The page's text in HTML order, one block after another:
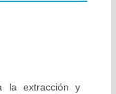
la extracción y